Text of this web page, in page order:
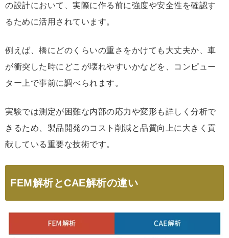
の設計において、実際に作る前に強度や安全性を確認す
るために活用されています。
例えば、橋にどのくらいの重さをかけても大丈夫か、車
が衝突した時にどこが壊れやすいかなどを、コンピュー
ター上で事前に調べられます。
実験では測定が困難な内部の応力や変形も詳しく分析で
きるため、製品開発のコスト削減と品質向上に大きく貢
献している重要な技術です。
FEM解析とCAE解析の違い